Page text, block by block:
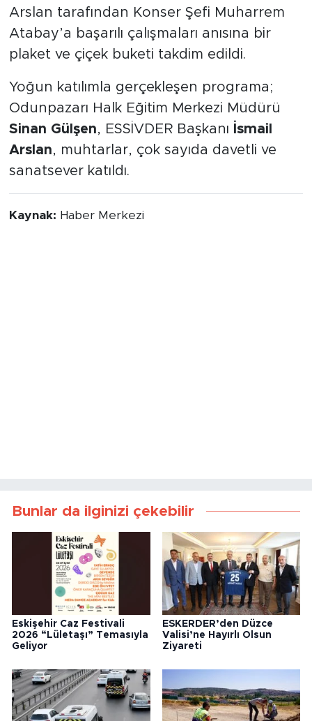
Arslan tarafından Konser Şefi Muharrem
Atabay’a başarılı çalışmaları anısına bir
plaket ve çiçek buketi takdim edildi.
Yoğun katılımla gerçekleşen programa;
Odunpazarı Halk Eğitim Merkezi Müdürü
Sinan Gülşen, ESSİVDER Başkanı İsmail
Arslan, muhtarlar, çok sayıda davetli ve
sanatsever katıldı.
Kaynak: Haber Merkezi
Bunlar da ilginizi çekebilir
Eskişehir Caz Festivali
2026 “Lületaşı” Temasıyla
Geliyor
ESKERDER’den Düzce
Valisi’ne Hayırlı Olsun
Ziyareti